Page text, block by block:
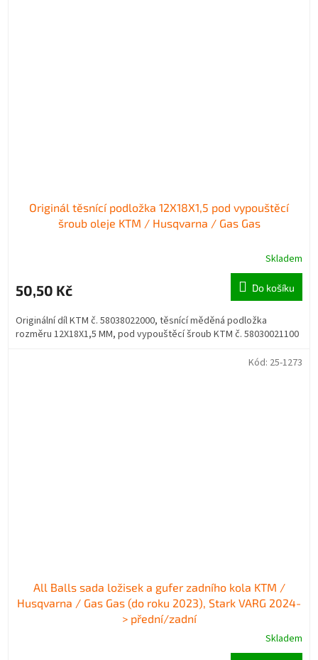
Originál těsnící podložka 12X18X1,5 pod vypouštěcí
šroub oleje KTM / Husqvarna / Gas Gas
Skladem
50,50 Kč Do košíku
Originální díl KTM č. 58038022000, těsnící měděná podložka
rozměru 12X18X1,5 MM, pod vypouštěcí šroub KTM č. 58030021100
All Balls sada ložisek a gufer zadního kola KTM /
Husqvarna / Gas Gas (do roku 2023), Stark VARG 2024-
> přední/zadní
Skladem
Kód: 25-1273